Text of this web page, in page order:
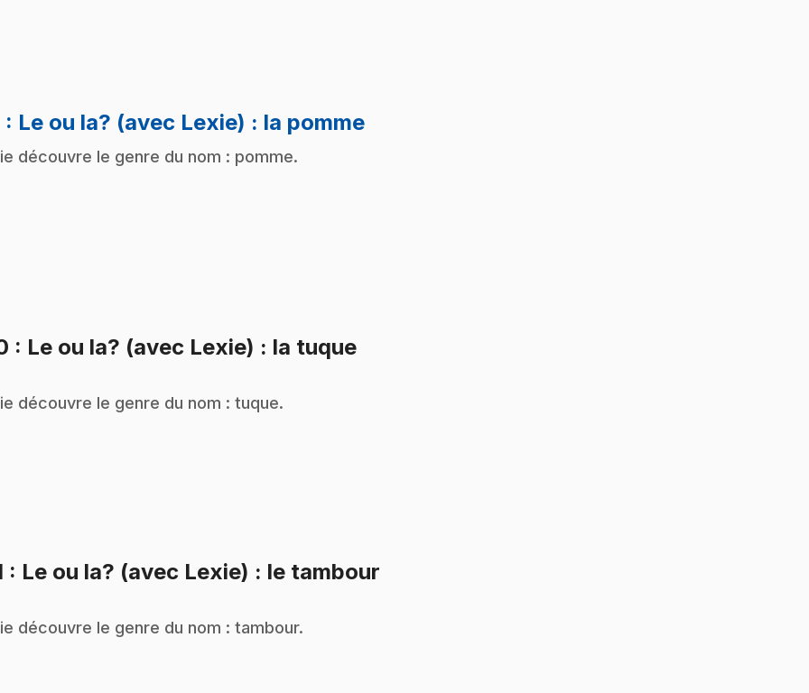
: Le ou la? (avec Lexie) : la pomme.
découvre le genre du nom : pomme.
: Le ou la? (avec Lexie) : la tuque.
découvre le genre du nom : tuque.
: Le ou la? (avec Lexie) : le tambour
découvre le genre du nom : tambour.